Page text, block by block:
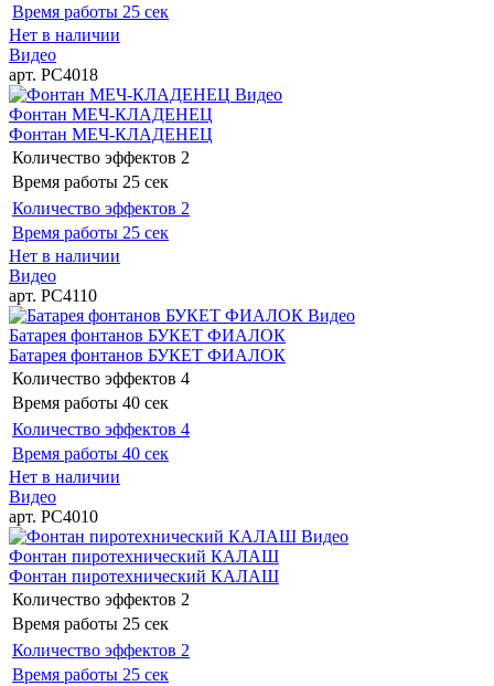
Время работы 25 сек
Нет в наличии
Видео
арт. РС4018
Видео
Фонтан МЕЧ-КЛАДЕНЕЦ
Фонтан МЕЧ-КЛАДЕНЕЦ
Количество эффектов 2
Время работы 25 сек
Количество эффектов 2
Время работы 25 сек
Нет в наличии
Видео
арт. РС4110
Видео
Батарея фонтанов БУКЕТ ФИАЛОК
Батарея фонтанов БУКЕТ ФИАЛОК
Количество эффектов 4
Время работы 40 сек
Количество эффектов 4
Время работы 40 сек
Нет в наличии
Видео
арт. РС4010
Видео
Фонтан пиротехнический КАЛАШ
Фонтан пиротехнический КАЛАШ
Количество эффектов 2
Время работы 25 сек
Количество эффектов 2
Время работы 25 сек